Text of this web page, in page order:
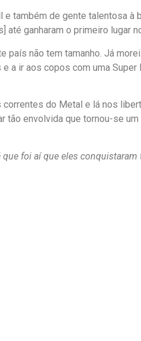
também de gente talentosa
ganharam o primeiro lugar
não tem tamanho. Já
a ir aos copos com uma
do Metal e lá nos
tão envolvida que tornou-se
que foi aí que eles conquistaram